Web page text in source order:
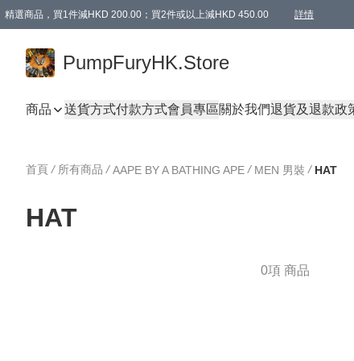
精選商品，買1件減HKD 200.00；買2件或以上減HKD 450.00 詳情
PumpFuryHK.Store
商品 送貨方式付款方式會員專區關於我們退貨及退款政
首頁 / 所有商品 / AAPE BY A BATHING APE / MEN 男裝 / HAT
HAT
0項 商品